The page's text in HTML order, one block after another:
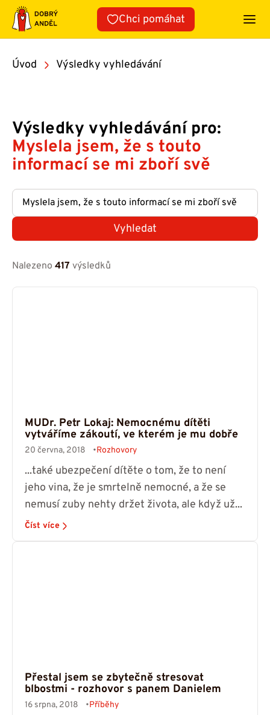
Přeskočit
obsah
Chci pomáhat
Úvod Výsledky vyhledávání
Výsledky vyhledávání pro:
Myslela jsem, že s touto
informací se mi zboří svě
Vyhledat
Nalezeno 417 výsledků
MUDr. Petr Lokaj: Nemocnému dítěti
vytváříme zákoutí, ve kterém je mu dobře
20 června, 2018 Rozhovory
...také ubezpečení dítěte o tom, že to není
jeho vina, že je smrtelně nemocné, a že se
nemusí zuby nehty držet života, ale když už...
Číst více
Přestal jsem se zbytečně stresovat
blbostmi - rozhovor s panem Danielem
16 srpna, 2018 Příběhy